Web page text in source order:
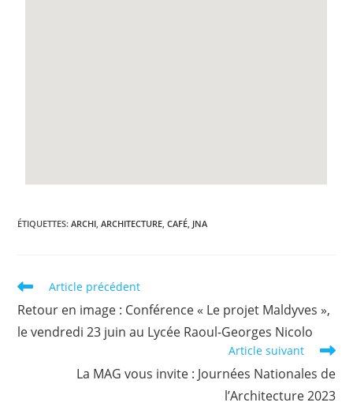
ÉTIQUETTES:ARCHI, ARCHITECTURE, CAFÉ, JNA
Article précédent
Retour en image : Conférence « Le projet Maldyves »,
le vendredi 23 juin au Lycée Raoul-Georges Nicolo
Article suivant
La MAG vous invite : Journées Nationales de
l’Architecture 2023